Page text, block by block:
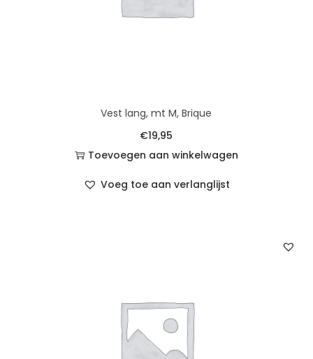
Vest lang, mt M, Brique
€19,95
Toevoegen aan winkelwagen
Voeg toe aan verlanglijst